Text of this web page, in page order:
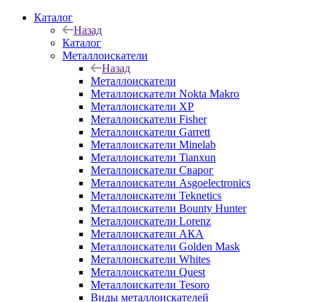
Каталог
Назад
Каталог
Металлоискатели
Назад
Металлоискатели
Металлоискатели Nokta Makro
Металлоискатели XP
Металлоискатели Fisher
Металлоискатели Garrett
Металлоискатели Minelab
Металлоискатели Tianxun
Металлоискатели Сварог
Металлоискатели Asgoelectronics
Металлоискатели Teknetics
Металлоискатели Bounty Hunter
Металлоискатели Lorenz
Металлоискатели АКА
Металлоискатели Golden Mask
Металлоискатели Whites
Металлоискатели Quest
Металлоискатели Tesoro
Виды металлоискателей